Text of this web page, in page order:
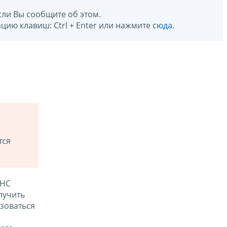
Вы сообщите об этом.
клавиш: Ctrl + Enter или нажмите сюда.